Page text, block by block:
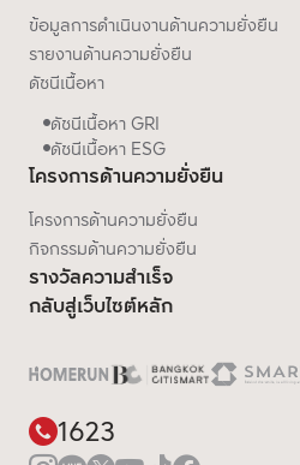
ข้อมูลการดำเนินงานด้านความยั่งยืน
รายงานด้านความยั่งยืน
ดัชนีเนื้อหา
ดัชนีเนื้อหา GRI
ดัชนีเนื้อหา ESG
โครงการด้านความยั่งยืน
โครงการด้านความยั่งยืน
กิจกรรมด้านความยั่งยืน
รางวัลความสำเร็จ
กลับสู่เว็บไซต์หลัก
1623